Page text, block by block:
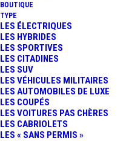
BOUTIQUE
TYPE
LES ÉLECTRIQUES
LES HYBRIDES
LES SPORTIVES
LES CITADINES
LES SUV
LES VÉHICULES MILITAIRES
LES AUTOMOBILES DE LUXE
LES COUPÉS
LES VOITURES PAS CHÈRES
LES CABRIOLETS
LES « SANS PERMIS »
F1 : LES «
D’ARGENT
LA PISTE À